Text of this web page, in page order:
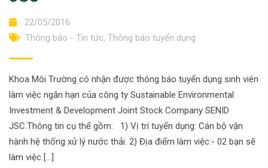
22/05/2016
Thông báo - Tin tức, Thông báo tuyển dụng
Khoa Môi Trường có nhận được thông báo tuyển dụng sinh viên
làm việc ngắn hạn của công ty Sustainable Environmental
Investment & Development Joint Stock Company SENID
JSC.Thông tin cụ thể gồm: 1) Vị trí tuyển dụng: Cán bộ vận
hành hệ thống xử lý nước thải. 2) Địa điểm làm việc:- 02 bạn sẽ
làm việc […]